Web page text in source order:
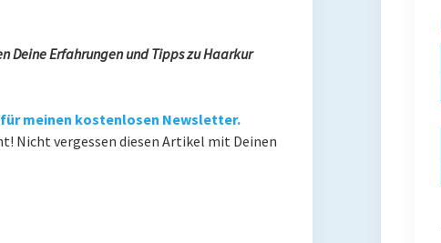
Deine Erfahrungen und Tipps zu Haarkur
meinen kostenlosen Newsletter.
Nicht vergessen diesen Artikel mit Deinen